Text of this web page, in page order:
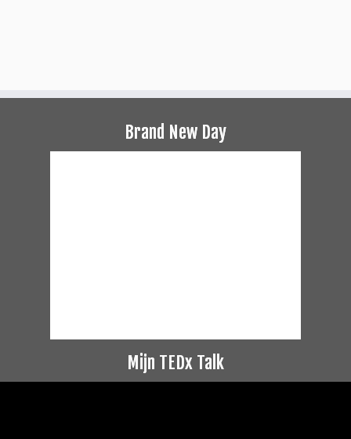
Brand New Day
Mijn TEDx Talk